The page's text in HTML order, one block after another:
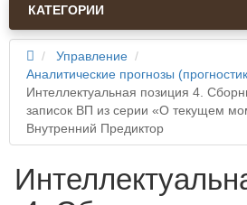
КАТЕГОРИИ
Управление
Аналитические прогнозы
Интеллектуальная позиция 4.
записок ВП из серии «О текущем
Внутренний Предиктор